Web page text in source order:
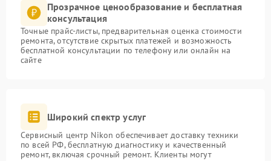
Прозрачное ценообразование и бесплатная
консультация
Точные прайс-листы, предварительная оценка стоимости
ремонта, отсутствие скрытых платежей и возможность
бесплатной консультации по телефону или онлайн на
сайте
Широкий спектр услуг
Сервисный центр Nikon обеспечивает доставку техники
по всей РФ, бесплатную диагностику и качественный
ремонт, включая срочный ремонт. Клиенты могут